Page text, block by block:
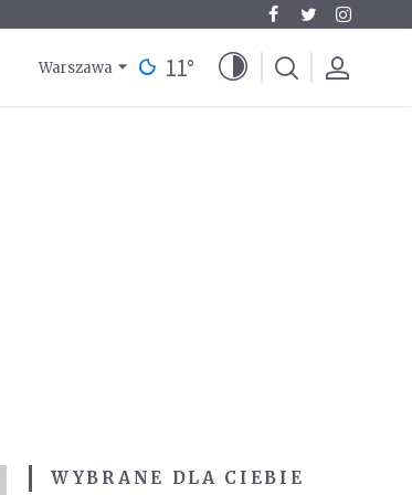
Warszawa 11°
WYBRANE DLA CIEBIE